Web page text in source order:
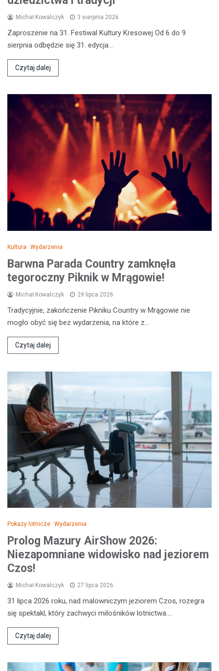
Michał Kowalczyk 3 sierpnia 2026
Zaproszenie na 31. Festiwal Kultury Kresowej Od 6 do 9
sierpnia odbędzie się 31. edycja…
Czytaj dalej
Kultura Wydarzenia
Barwna Parada Country zamknęła
tegoroczny Piknik w Mrągowie!
Michał Kowalczyk 29 lipca 2026
Tradycyjnie, zakończenie Pikniku Country w Mrągowie nie
mogło obyć się bez wydarzenia, na które z…
Czytaj dalej
Pokazy lotnicze Wydarzenia
Prolog Mazury AirShow 2026:
Niezapomniane widowisko nad jeziorem
Czos!
Michał Kowalczyk 27 lipca 2026
31 lipca 2026 roku, nad malowniczym jeziorem Czos, rozegra
się spektakl, który zachwyci miłośników lotnictwa.…
Czytaj dalej